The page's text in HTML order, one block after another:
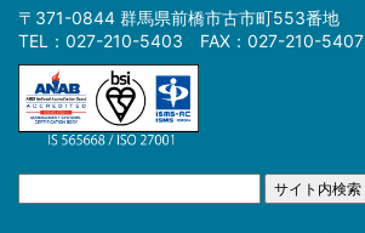
〒371-0844 群馬県前橋市古市町553番地
TEL：027-210-5403 FAX：027-210-5407